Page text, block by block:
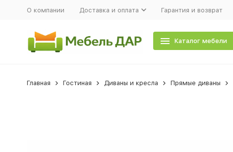
О компании Доставка и оплата Гарантия и возврат
Каталог мебели
Главная Гостиная Диваны и кресла Прямые диваны